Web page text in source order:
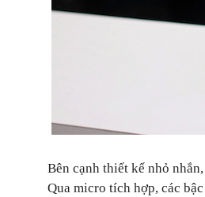
Bên cạnh thiết kế nhỏ
Qua micro tích hợp, các